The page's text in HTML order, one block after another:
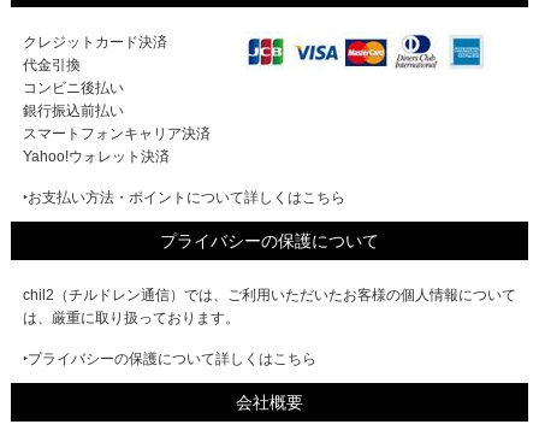
クレジットカード決済
代金引換
コンビニ後払い
銀行振込前払い
スマートフォンキャリア決済
Yahoo!ウォレット決済
‣お支払い方法・ポイントについて詳しくはこちら
プライバシーの保護について
chil2（チルドレン通信）では、ご利用いただいたお客様の個人情報について
は、厳重に取り扱っております。
‣プライバシーの保護について詳しくはこちら
会社概要